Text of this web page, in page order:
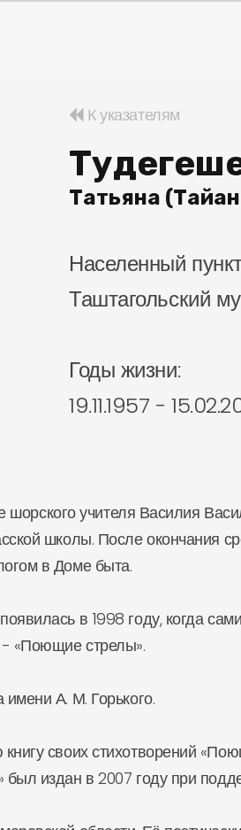
К указателям
Татьяна
Населенный
Таштагольский
Годы жизни:
19.11.1957 -
учителя Василия
школы. После окончания
в Доме быта.
в 1998 году, когда
«Поющие стрелы».
А. М. Горького.
своих стихотворений
был издан в 2007 году при